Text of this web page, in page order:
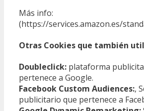
Más info:
(https://services.amazon.es/
Otras Cookies que también
Doubleclick: plataforma
pertenece a Google.
Facebook Custom Audiences:,
publicitario que pertenece a